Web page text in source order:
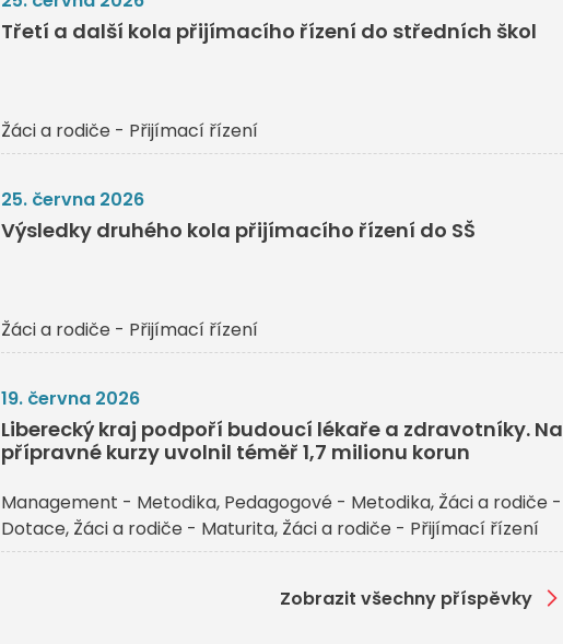
Třetí a další kola přijímacího řízení do středních škol
Žáci a rodiče - Přijímací řízení
25. června 2026
Výsledky druhého kola přijímacího řízení do SŠ
Žáci a rodiče - Přijímací řízení
19. června 2026
Liberecký kraj podpoří budoucí lékaře a zdravotníky. Na
přípravné kurzy uvolnil téměř 1,7 milionu korun
Management - Metodika Pedagogové - Metodika Žáci a rodiče -
Dotace Žáci a rodiče - Maturita Žáci a rodiče - Přijímací řízení
Zobrazit všechny příspěvky